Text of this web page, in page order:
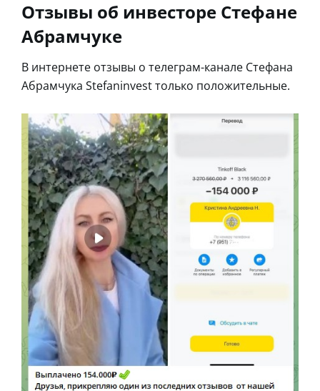
Отзывы об инвесторе Стефане
Абрамчуке
В интернете отзывы о телеграм-канале Стефана
Абрамчука Stefaninvest только положительные.